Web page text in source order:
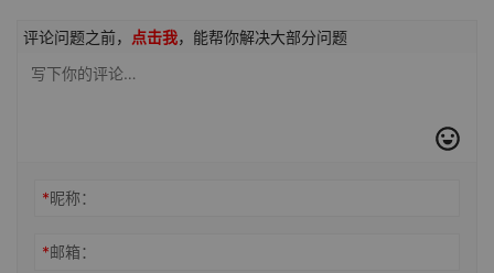
评论问题之前， 点击我，能帮你解决大部分问题
*昵称：
*邮箱：